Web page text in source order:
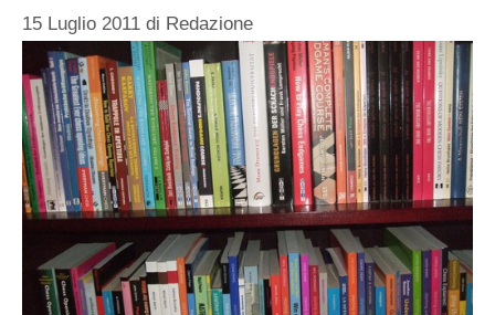
15 Luglio 2011 di Redazione